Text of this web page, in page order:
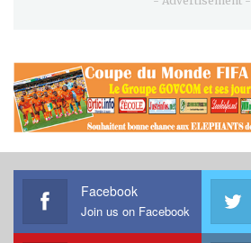
Facebook
Join us on Facebook